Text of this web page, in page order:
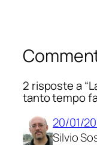
2 risposte a
tanto tempo
20/01/
Silvio